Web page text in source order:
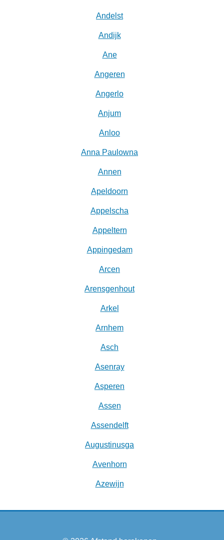
Andelst
Andijk
Ane
Angeren
Angerlo
Anjum
Anloo
Anna Paulowna
Annen
Apeldoorn
Appelscha
Appeltern
Appingedam
Arcen
Arensgenhout
Arkel
Arnhem
Asch
Asenray
Asperen
Assen
Assendelft
Augustinusga
Avenhorn
Azewijn